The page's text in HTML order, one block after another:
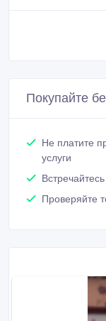
Покупайте
Не платите
услуги
Проверяйте